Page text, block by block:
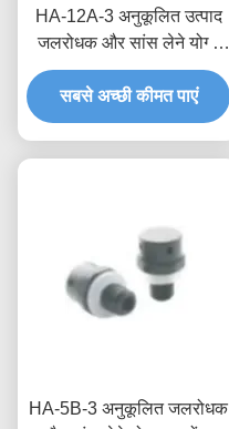
HA-12A-3 अनुकूलित उत्पाद
जलरोधक और सांस लेने योग्य
वाल्व प्रौद्योगिकी और कार्यक्षमता
का सही संयोजन
सबसे अच्छी कीमत पाएं
HA-5B-3 अनुकूलित जलरोधक